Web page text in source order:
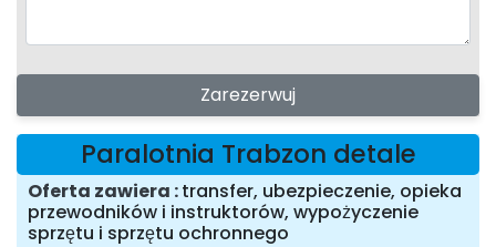
Zarezerwuj
Paralotnia Trabzon detale
Oferta zawiera transfer, ubezpieczenie, opieka
przewodników i instruktorów, wypożyczenie
sprzętu i sprzętu ochronnego